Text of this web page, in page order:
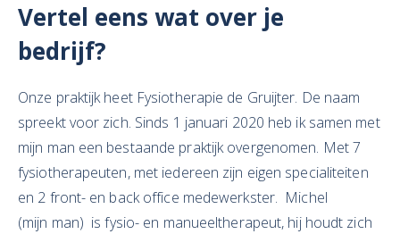
Vertel eens wat over je
bedrijf?
Onze praktijk heet Fysiotherapie de Gruijter. De naam
spreekt voor zich. Sinds 1 januari 2020 heb ik samen met
mijn man een bestaande praktijk overgenomen. Met 7
fysiotherapeuten, met iedereen zijn eigen specialiteiten
en 2 front- en back office medewerkster. Michel
(mijn man) is fysio- en manueeltherapeut, hij houdt zich